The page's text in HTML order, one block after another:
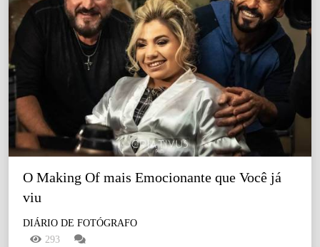
O Making Of mais Emocionante que Você já
viu
DIÁRIO DE FOTÓGRAFO
293